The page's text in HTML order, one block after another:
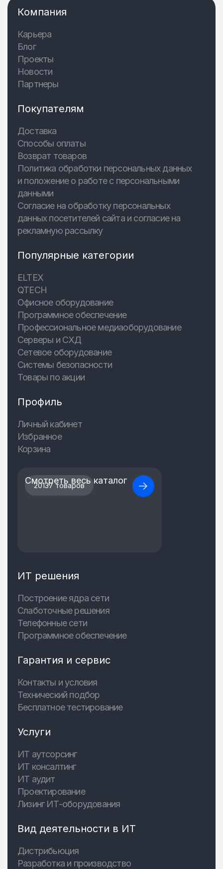
Компания
Карьера
Блог
Проекты
Новости
Партнеры
Покупателям
Доставка
Способы оплаты
Возврат товаров
Политика обработки персональных данных
и положение о работе с персональными
данными
Согласие на обработку персональных
данных посетителей сайта и согласие на
рекламную рассылку
Популярные категории
ELTEX
QTECH
Офисное оборудование
Программное обеспечение
Профессиональное медиаоборудование
Серверы и СХД
Сетевое оборудование
Системы безопасности
Товары по акции
Профиль
Личный кабинет
Избранное
Корзина
20137 товаров
Смотреть весь каталог
ИТ решения
Построение ядра сети
Слаботочные решения
Телефонные сети
Программное обеспечение
Гарантия и сервис
Контакты и условия
Технический подбор
Бесплатное тестирование
Услуги
ИТ аутсорсинг
ИТ консалтинг
ИТ аудит
Проектирование
Лизинг ИТ-оборудования
Вид деятельности в ИТ
Дистрибьюция
Разработка и производство